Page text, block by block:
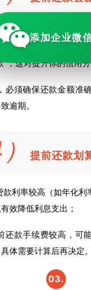
，提前还款会在你
”，这对提升你的信用分
必须确保还款金额准
逾期。
提前还款划
款利率较高（如年化利
效降低利息支出；
还款手续费较高，可
体需要计算后再决定。
03.
添加企业微